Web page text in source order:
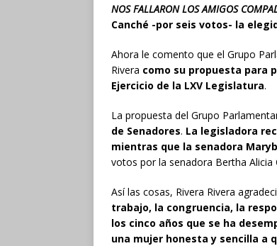
NOSFALLARON LOS AMIGOS
Canché -por seis votos- la
Ahora le comento que el Grupo
Rivera como su propuesta para
Ejercicio de la LXV Legislatura.
La propuesta del Grupo
de Senadores. La legisladora
mientras que la senadora
votos por la senadora Bertha Alicia
Así las cosas, Rivera Rivera
trabajo, la congruencia, la
los cinco años que se ha
una mujer honesta y sencilla a